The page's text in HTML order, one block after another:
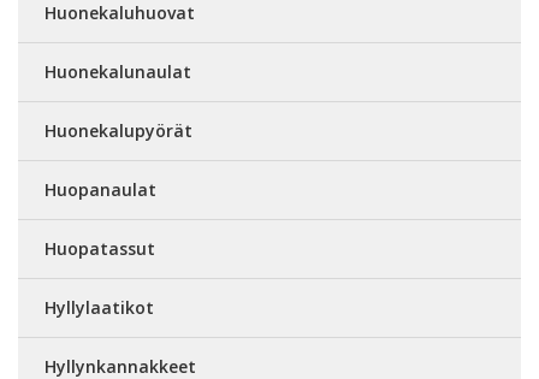
Huonekaluhuovat
Huonekalunaulat
Huonekalupyörät
Huopanaulat
Huopatassut
Hyllylaatikot
Hyllynkannakkeet